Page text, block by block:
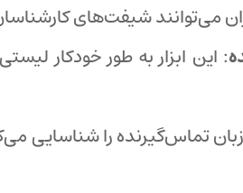
می‌توانند شیفت‌های
: این ابزار به طور خودکار
تماس‌گیرنده را شناسایی